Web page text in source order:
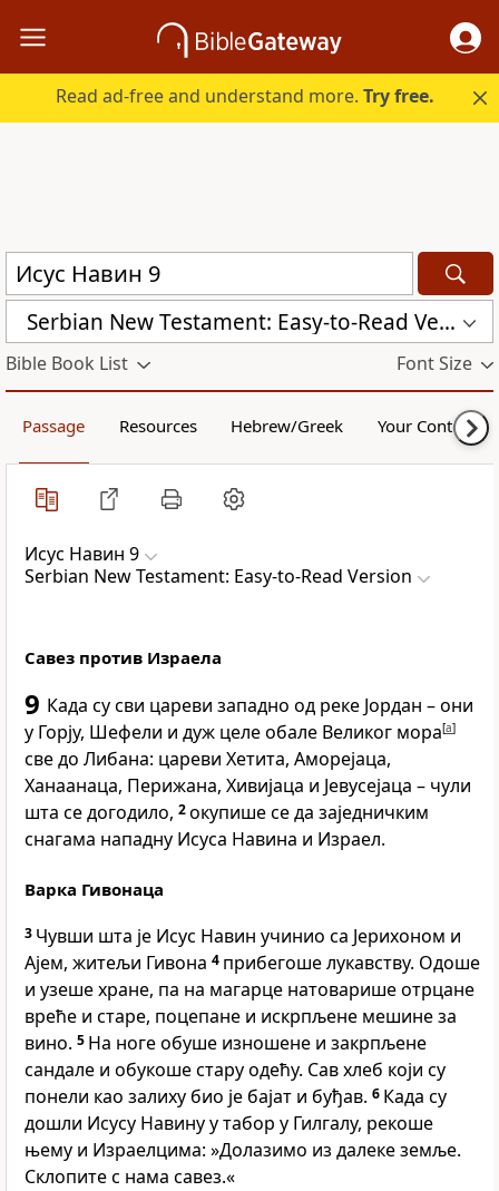
Read ad-free and understand more.Try free.
Serbian New Testament: Easy-to-Read Version (ERV-SR)
Bible Book List Font Size
Passage Resources Hebrew/Greek Your Content
Исус Навин 9
Serbian New Testament: Easy-to-Read Version
Савез против Израела
9 Када су сви цареви западно од реке Јордан – они
у Горју, Шефели и дуж целе обале Великог мора[a]
све до Либана: цареви Хетита, Аморејаца,
Ханаанаца, Перижана, Хивијаца и Јевусејаца – чули
шта се догодило, 2окупише се да заједничким
снагама нападну Исуса Навина и Израел.
Варка Гивонаца
3 Чувши шта је Исус Навин учинио са Јерихоном и
Ајем, житељи Гивона 4 прибегоше лукавству. Одоше
и узеше хране, па на магарце натоварише отрцане
вреће и старе, поцепане и искрпљене мешине за
вино. 5 На ноге обуше изношене и закрпљене
сандале и обукоше стару одећу. Сав хлеб који су
понели као залиху био је бајат и буђав. 6 Када су
дошли Исусу Навину у табор у Гилгалу, рекоше
њему и Израелцима: »Долазимо из далеке земље.
Склопите с нама савез.«